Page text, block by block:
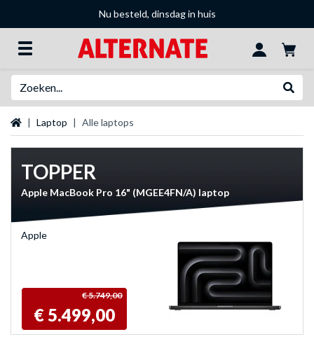
Nu besteld, dinsdag in huis
Startpagina
Laptop Alle laptops
TOPPER
Apple MacBook Pro 16" (MGEE4FN/A) laptop
Apple
€ 5.749,00
€ 5.499,00